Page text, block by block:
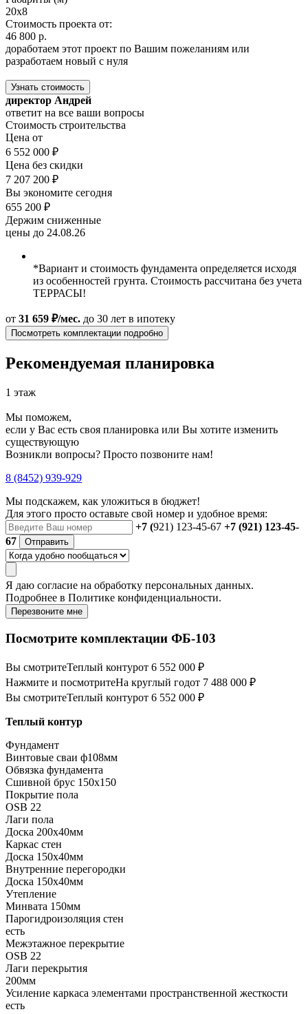
20x8
Стоимость проекта от:
46 800 р.
доработаем этот проект по Вашим пожеланиям или
разработаем новый с нуля
Узнать стоимость
директор Андрей
ответит на все ваши вопросы
Стоимость строительства
Цена от
6 552 000 ₽
Цена без скидки
7 207 200 ₽
Вы экономите сегодня
655 200 ₽
Держим сниженные
цены до 24.08.26
*Вариант и стоимость фундамента определяется исходя
из особенностей грунта. Стоимость рассчитана без учета
ТЕРРАСЫ!
от 31 659 ₽/мес. до 30 лет в ипотеку
Посмотреть комплектации подробно
Рекомендуемая планировка
1 этаж
Мы поможем,
если у Вас есть своя планировка или Вы хотите изменить
существующую
Возникли вопросы? Просто позвоните нам!
8 (8452) 939-929
Мы подскажем, как уложиться в бюджет!
Для этого просто оставьте свой номер и удобное время:
+7 (921) 123-45-67 +7 (921) 123-45-
67
Отправить
Я даю согласие на обработку персональных данных.
Подробнее в Политике конфиденциальности.
Перезвоните мне
Посмотрите комплектации ФБ-103
Вы смотритеТеплый контурот 6 552 000 ₽
Нажмите и посмотритеНа круглый годот 7 488 000 ₽
Вы смотритеТеплый контурот 6 552 000 ₽
Теплый контур
Фундамент
Винтовые сваи ф108мм
Обвязка фундамента
Сшивной брус 150х150
Покрытие пола
ОSB 22
Лаги пола
Доска 200х40мм
Каркас стен
Доска 150х40мм
Внутренние перегородки
Доска 150х40мм
Утепление
Минвата 150мм
Парогидроизоляция стен
есть
Межэтажное перекрытие
OSB 22
Лаги перекрытия
200мм
Усиление каркаса элементами пространственной жесткости
есть